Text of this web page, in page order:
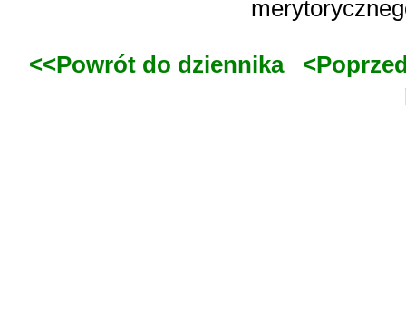
<<Powrót do dziennika